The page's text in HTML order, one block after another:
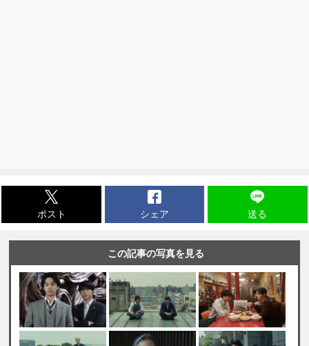
ポスト シェア 送る
この記事の写真を見る